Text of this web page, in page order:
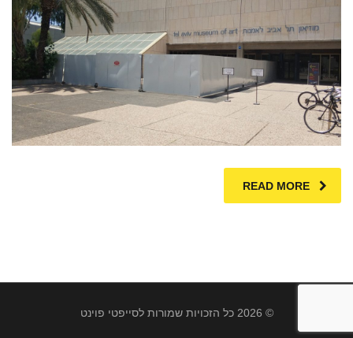
READ MORE
© 2026 כל הזכויות שמורות לסייפטי פוינט